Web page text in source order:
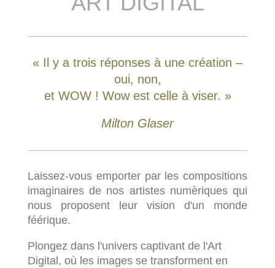
« Il y a trois réponses à une création –
oui, non,
et WOW ! Wow est celle à viser. »
Milton Glaser
Laissez-vous emporter par les compositions
imaginaires de nos artistes numèriques qui
nous proposent leur vision d'un monde
féérique.
Plongez dans l'univers captivant de l'Art
Digital, où les images se transforment en